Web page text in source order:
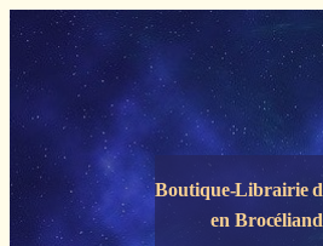
Panneau de gestion des cookies
Boutique-Librairie
en